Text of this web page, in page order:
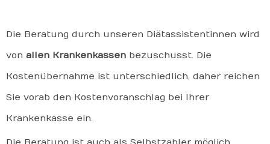
Die Beratung durch unseren Diätassistentinnen wird
von allen Krankenkassen bezuschusst. Die
Kostenübernahme ist unterschiedlich, daher reichen
Sie vorab den Kostenvoranschlag bei Ihrer
Krankenkasse ein.